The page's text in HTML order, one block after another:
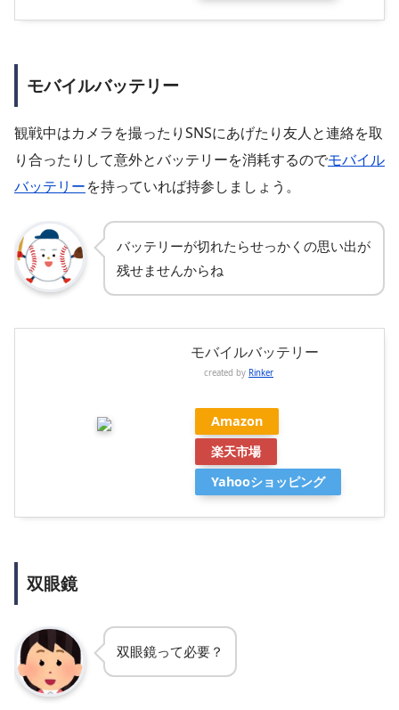
モバイルバッテリー
観戦中はカメラを撮ったりSNSにあげたり友人と連絡を取
り合ったりして意外とバッテリーを消耗するのでモバイル
バッテリーを持っていれば持参しましょう。
バッテリーが切れたらせっかくの思い出が
残せませんからね
モバイルバッテリー
created by Rinker
Amazon
楽天市場
Yahooショッピング
双眼鏡
双眼鏡って必要？